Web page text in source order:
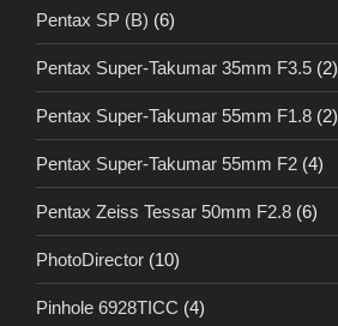
Pentax SP (B) (6)
Pentax Super-Takumar 35mm F3.5 (2)
Pentax Super-Takumar 55mm F1.8 (2)
Pentax Super-Takumar 55mm F2 (4)
Pentax Zeiss Tessar 50mm F2.8 (6)
PhotoDirector (10)
Pinhole 6928TICC (4)